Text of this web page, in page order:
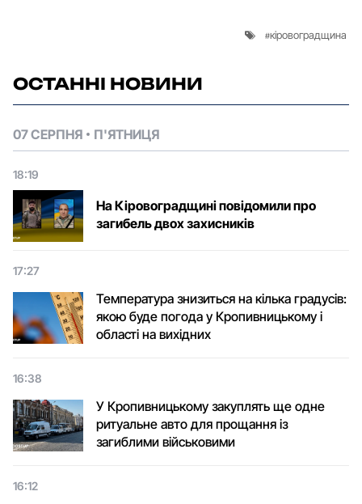
кіровоградщина
ОСТАННІ НОВИНИ
07 СЕРПНЯ П'ЯТНИЦЯ
18:19
На Кіровоградщині повідомили про
загибель двох захисників
17:27
Температура знизиться на кілька градусів:
якою буде погода у Кропивницькому і
області на вихідних
16:38
У Кропивницькому закуплять ще одне
ритуальне авто для прощання із
загиблими військовими
16:12